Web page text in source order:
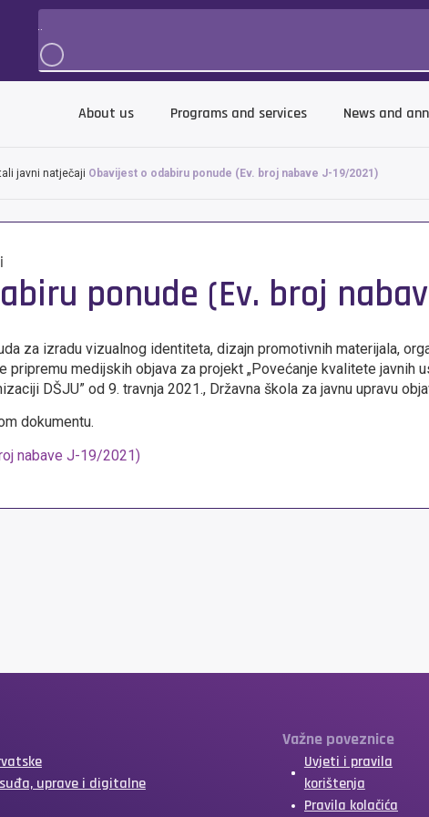
About us Programs and services News and
javni natječaji Obavijest o odabiru ponude (Ev. broj nabave J-19/2021)
ponude (Ev. broj
za izradu vizualnog identiteta, dizajn promotivnih materijala,
pripremu medijskih objava za projekt „Povećanje kvalitete
DŠJU” od 9. travnja 2021., Državna škola za javnu upravu
dokumentu.
nabave J-19/2021)
uprave i digitalne
Važne poveznice
Uvjeti i pravila
korištenja
Pravila kolačića